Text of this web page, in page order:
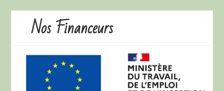
Nos Financeurs